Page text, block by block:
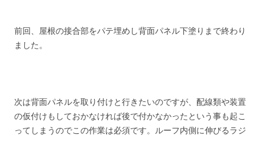
前回、屋根の接合部をパテ埋めし背面パネル下塗りまで終わり
ました。
次は背面パネルを取り付けと行きたいのですが、配線類や装置
の仮付けもしておかなければ後で付かなかったという事も起こ
ってしまうのでこの作業は必須です。ルーフ内側に伸びるラジ